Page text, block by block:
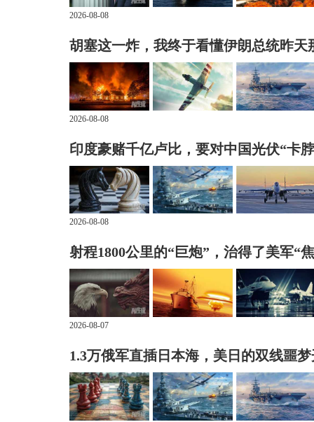
2026-08-08
胡塞这一炸，我终于看懂伊朗总统昨天
2026-08-08
印度豪赌千亿卢比，要对中国光伏“卡
2026-08-08
射程1800公里的“巨炮”，治得了美军“
2026-08-07
1.3万俄军直插日本海，美日的双线噩